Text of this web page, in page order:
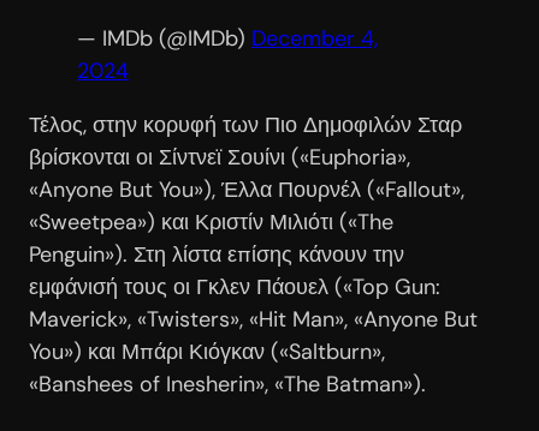
— IMDb (@IMDb) December 4,
2024
Τέλος, στην κορυφή των Πιο Δημοφιλών Σταρ
βρίσκονται οι Σίντνεϊ Σουίνι («Euphoria»,
«Anyone But You»), Έλλα Πουρνέλ («Fallout»,
«Sweetpea») και Κριστίν Μιλιότι («The
Penguin»). Στη λίστα επίσης κάνουν την
εμφάνισή τους οι Γκλεν Πάουελ («Top Gun:
Maverick», «Twisters», «Hit Man», «Anyone But
You») και Μπάρι Κιόγκαν («Saltburn»,
«Banshees of Inesherin», «The Batman»).